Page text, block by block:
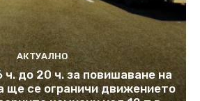
АКТУАЛНО
ч. до 20 ч. за повишаване на
ще се ограничи движението